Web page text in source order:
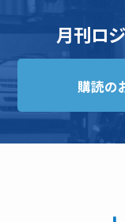
月刊ロ
購読の